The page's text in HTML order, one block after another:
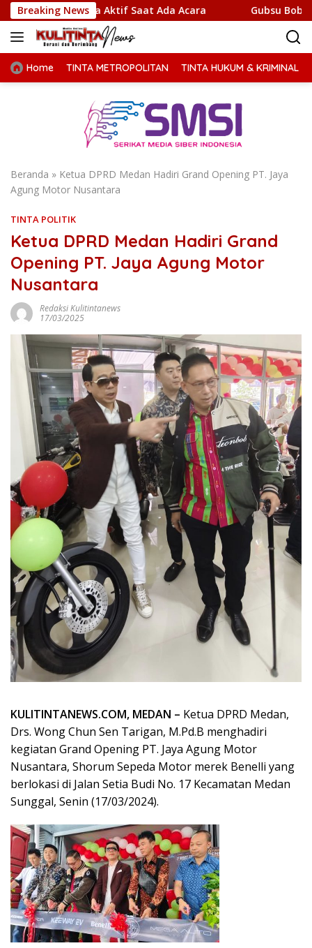
Langsung
ke
konten
Breaking News
Aktif Saat Ada Acara Gubsu Bobby Prioritaskan
Home TINTA METROPOLITAN TINTA HUKUM & KRIMINAL
Beranda » Ketua DPRD Medan Hadiri Grand Opening PT. Jaya
Agung Motor Nusantara
TINTA POLITIK
Ketua DPRD Medan Hadiri Grand
Opening PT. Jaya Agung Motor
Nusantara
Redaksi Kulitintanews
17/03/2025
KULITINTANEWS.COM, MEDAN – Ketua DPRD Medan,
Drs. Wong Chun Sen Tarigan, M.Pd.B menghadiri
kegiatan Grand Opening PT. Jaya Agung Motor
Nusantara, Shorum Sepeda Motor merek Benelli yang
berlokasi di Jalan Setia Budi No. 17 Kecamatan Medan
Sunggal, Senin (17/03/2024).